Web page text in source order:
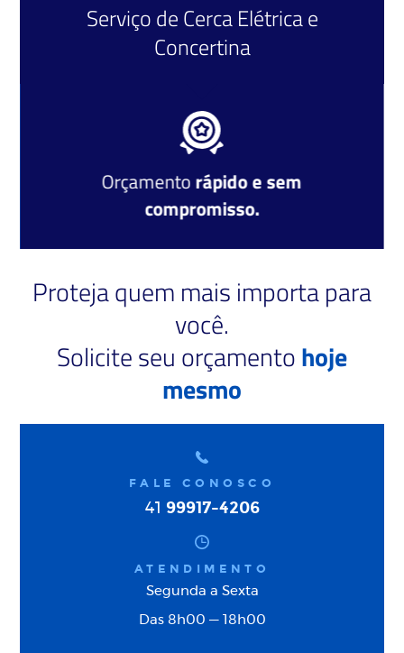
Serviço deCerca Elétricae
Concertina
Orçamentorápido e sem
compromisso.
Proteja quem mais importa para
você.
Solicite seu orçamentohoje
mesmo
FALE CONOSCO
41 99917-4206
ATENDIMENTO
Segunda a Sexta
Das 8h00 — 18h00